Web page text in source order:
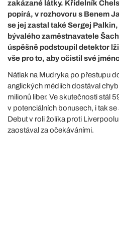
zakázané látky. Křídelník
popírá, v rozhovoru s Benem
se jej zastal také Sergej
bývalého zaměstnavatele
úspěšně podstoupil detektor
vše pro to, aby očistil své
Nátlak na Mudryka po přestupu
anglických médiích dostával
milionů liber. Ve skutečnosti stál
v potenciálních bonusech, i tak
Debut v roli žolíka proti
zaostával za očekáváními.